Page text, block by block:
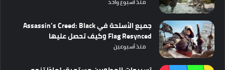
جميع الأسلحة في Assassin’s Creed: Black
Flag Resynced وكيف تحصل عليها
منذ أسبوعين